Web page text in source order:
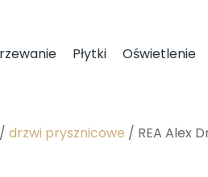
Płytki Oświetlenie
/ drzwi prysznicowe / REA Alex